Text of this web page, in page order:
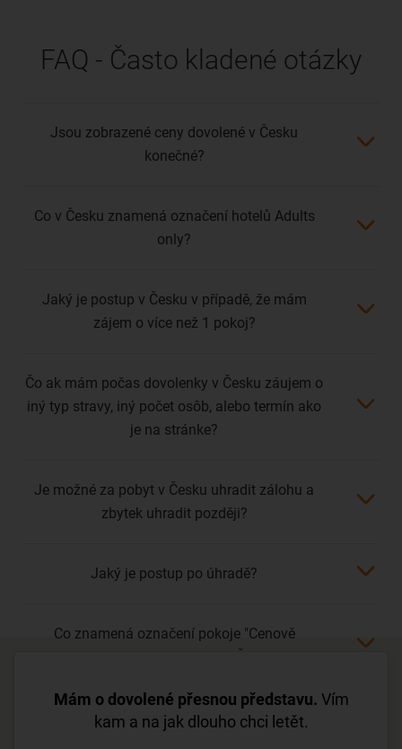
FAQ - Často kladené otázky
Jsou zobrazené ceny dovolené v Česku
konečné?
Co v Česku znamená označení hotelů Adults
only?
Jaký je postup v Česku v případě, že mám
zájem o více než 1 pokoj?
Čo ak mám počas dovolenky v Česku záujem o
iný typ stravy, iný počet osôb, alebo termín ako
je na stránke?
Je možné za pobyt v Česku uhradit zálohu a
zbytek uhradit později?
Jaký je postup po úhradě?
Co znamená označení pokoje "Cenově
Mám o dovolené přesnou představu. Vím
kam a na jak dlouho chci letět.